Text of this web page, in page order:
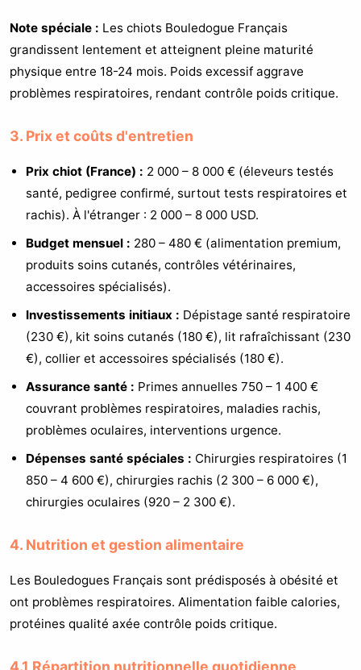
Note spéciale : Les chiots Bouledogue Français
grandissent lentement et atteignent pleine maturité
physique entre 18-24 mois. Poids excessif aggrave
problèmes respiratoires, rendant contrôle poids critique.
3. Prix et coûts d'entretien
Prix chiot (France) : 2 000 – 8 000 € (éleveurs testés
santé, pedigree confirmé, surtout tests respiratoires et
rachis). À l'étranger : 2 000 – 8 000 USD.
Budget mensuel : 280 – 480 € (alimentation premium,
produits soins cutanés, contrôles vétérinaires,
accessoires spécialisés).
Investissements initiaux : Dépistage santé respiratoire
(230 €), kit soins cutanés (180 €), lit rafraîchissant (230
€), collier et accessoires spécialisés (180 €).
Assurance santé : Primes annuelles 750 – 1 400 €
couvrant problèmes respiratoires, maladies rachis,
problèmes oculaires, interventions urgence.
Dépenses santé spéciales : Chirurgies respiratoires (1
850 – 4 600 €), chirurgies rachis (2 300 – 6 000 €),
chirurgies oculaires (920 – 2 300 €).
4. Nutrition et gestion alimentaire
Les Bouledogues Français sont prédisposés à obésité et
ont problèmes respiratoires. Alimentation faible calories,
protéines qualité axée contrôle poids critique.
4.1 Répartition nutritionnelle quotidienne